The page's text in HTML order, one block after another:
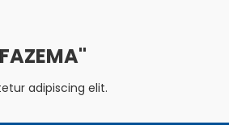
adipiscing elit.